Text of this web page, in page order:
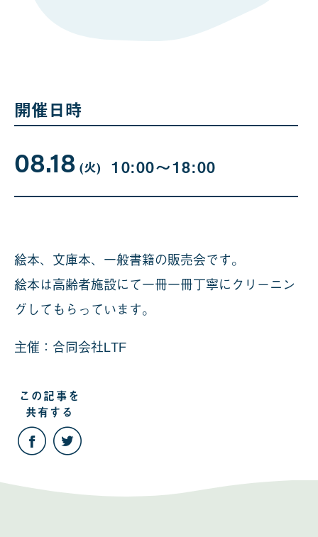
開催日時
08.18月
日
(火日
) 10:00〜18:00
絵本、文庫本、一般書籍の販売会です。
絵本は高齢者施設にて一冊一冊丁寧にクリーニン
グしてもらっています。
主催：合同会社LTF
この記事を
共有する
こ
の
記
Facebook
Twitter